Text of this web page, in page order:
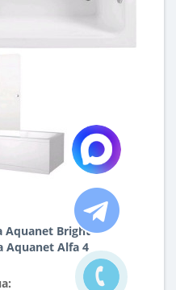
Aquanet Bright
Aquanet Alfa 4